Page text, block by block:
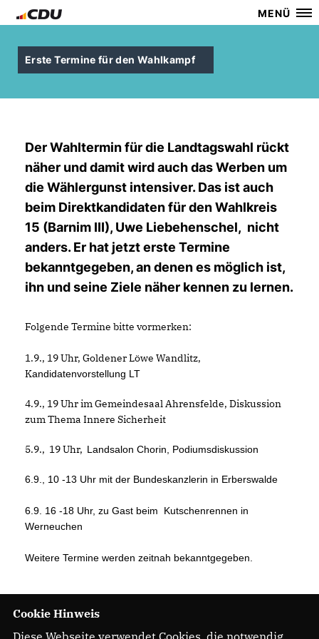
MENÜ
Erste Termine für den Wahlkampf
Der Wahltermin für die Landtagswahl rückt
näher und damit wird auch das Werben um
die Wählergunst intensiver. Das ist auch
beim Direktkandidaten für den Wahlkreis
15 (Barnim III), Uwe Liebehenschel, nicht
anders. Er hat jetzt erste Termine
bekanntgegeben, an denen es möglich ist,
ihn und seine Ziele näher kennen zu lernen.
Folgende Termine bitte vormerken:
1.9., 19 Uhr, Goldener Löwe Wandlitz,
Kandidatenvorstellung LT
4.9., 19 Uhr im Gemeindesaal Ahrensfelde, Diskussion
zum Thema Innere Sicherheit
5.9., 19 Uhr, Landsalon Chorin, Podiumsdiskussion
6.9., 10 -13 Uhr mit der Bundeskanzlerin in Erberswalde
6.9. 16 -18 Uhr, zu Gast beim Kutschenrennen in
Werneuchen
Weitere Termine werden zeitnah bekanntgegeben.
Cookie Hinweis
Diese Webseite verwendet Cookies, die notwendig